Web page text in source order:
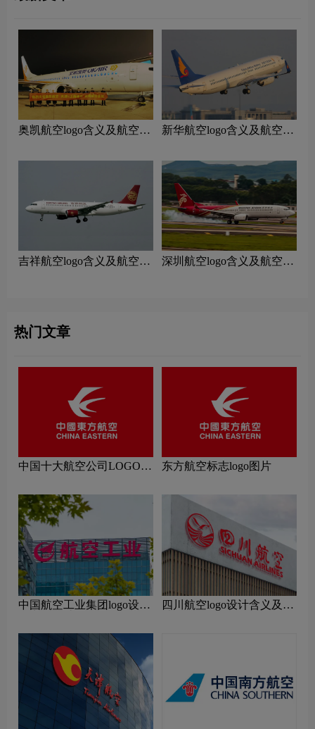
奥凯航空logo含义及航空品
新华航空logo含义及航空品
吉祥航空logo含义及航空品
深圳航空logo含义及航空品
热门文章
中国十大航空公司LOGO设
东方航空标志logo图片
中国航空工业集团logo设计
四川航空logo设计含义及设